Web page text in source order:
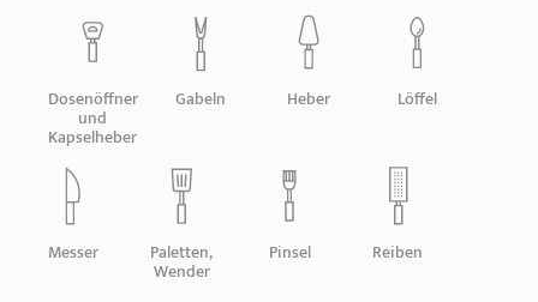
PRODUKTBERATER
REZEPTE UND TIPPS
ÜBER UNS
Topfsets Kochgeschirr Set
Couscous-Töpfe Nudeltöpfe Plancha-
Grillplatten
Ofenform - Bräter Wasserbadeinsätze Marmelade
Wasserkessel Espressokocher Teekannen
ZUBEHÖR, PFLEGE
Deckel Seitengriffe
IDEEN & GESCHENKKARTEN
Unsere Auswahl
Dosenöffner
und
Kapselheber
Gabeln Heber Löffel
Messer Paletten,
Wender
Pinsel Reiben